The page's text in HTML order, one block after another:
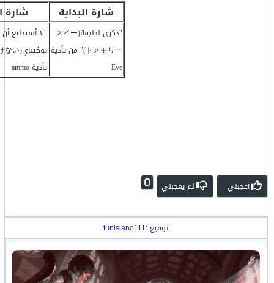
شارة البداية شارة
"ذكرى لطيفة(スイー
トメモリー)" من تأدية
Eve
"لا أستطيع
تأدية ammo
أعجبني لم يعجبني 0
توقيع :tunisiano111